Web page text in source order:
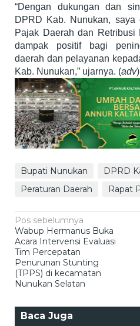
“Dengan dukungan dan
DPRD Kab. Nunukan, saya
Pajak Daerah dan
dampak positif bagi
daerah dan pelayanan
Kab. Nunukan,” ujarnya. (adv)
Bupati Nunukan DPRD
Peraturan Daerah
Rapat
Navigasi
pos
Pos sebelumnya
Wabup Hermanus Buka
Acara Intervensi Evaluasi
Tim Percepatan
Penurunan Stunting
(TPPS) di kecamatan
Nunukan Selatan
Baca Juga